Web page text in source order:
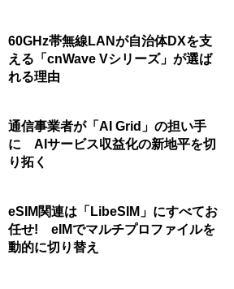
60GHz帯無線LANが自治体DXを支
える「cnWave Vシリーズ」が選ば
れる理由
通信事業者が「AI Grid」の担い手
に AIサービス収益化の新地平を切
り拓く
eSIM関連は「LibeSIM」にすべてお
任せ! eIMでマルチプロファイルを
動的に切り替え